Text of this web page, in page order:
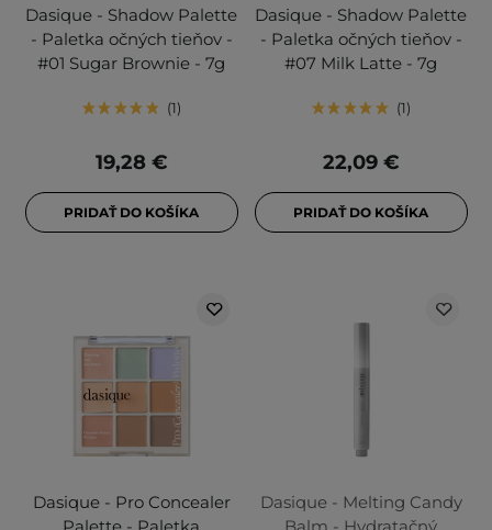
Dasique - Shadow Palette
- Paletka očných tieňov -
#01 Sugar Brownie - 7g
1
19,28 €
PRIDAŤ DO KOŠÍKA
Dasique - Shadow Palette
- Paletka očných tieňov -
#07 Milk Latte - 7g
1
22,09 €
PRIDAŤ DO KOŠÍKA
Dasique - Pro Concealer
Dasique - Melting Candy